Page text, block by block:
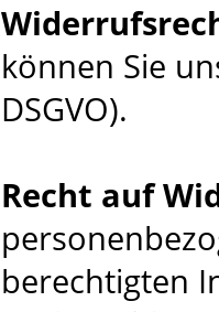
können Sie
DSGVO).
Recht auf
berechtigten